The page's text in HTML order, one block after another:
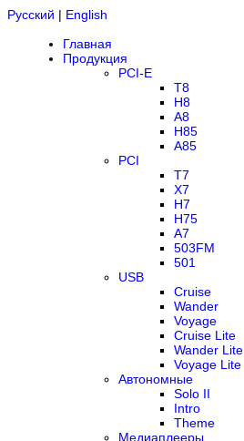
Русский | English
Главная
Продукция
PCI-E
T8
H8
A8
H85
A85
PCI
T7
X7
H7
H75
A7
503FM
501
USB
Cruise
Wander
Voyage
Cruise Lite
Wander Lite
Voyage Lite
Автономные
Solo II
Intro
Theme
Медиаплееры